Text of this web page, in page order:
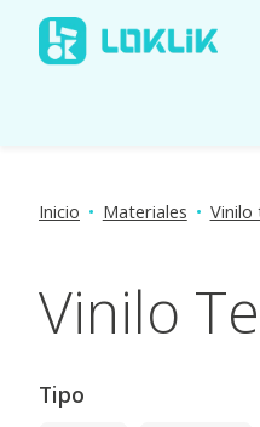
Inicio • Materiales • Vinilo
Vinilo
Tipo